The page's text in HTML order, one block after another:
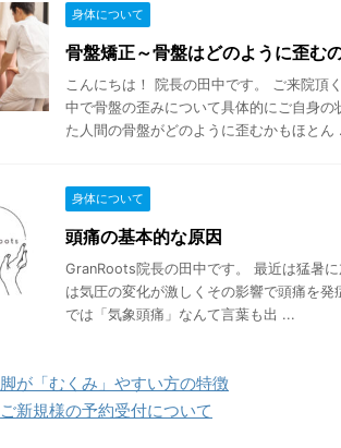
身体について
骨盤矯正～骨盤はどのように歪む
こんにちは！ 院長の田中です。 ご来院頂
中で骨盤の歪みについて具体的にご自身
た人間の骨盤がどのように歪むかもほとん
身体について
頭痛の基本的な原因
GranRoots院長の田中です。 最近は猛暑
は気圧の変化が激しくその影響で頭痛を
では「気象頭痛」なんて言葉も出 ...
脚が「むくみ」やすい方の特徴
ご新規様の予約受付について